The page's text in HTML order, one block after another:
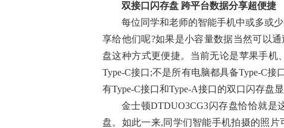
双接口 闪存盘 跨平台数据分享超便捷
每位同学和老师的智能手机中或多或
享给他们呢?如果是小容量数据当然可以
盘这种方式更便捷。当前无论是苹果手机
Type-C接口;不是所有电脑都具备Type-C
有Type-C接口和Type-A接口的双口闪存盘
金士顿DTDUO3CG3闪存盘恰恰就是
盘。如此一来,同学们智能手机拍摄的照片